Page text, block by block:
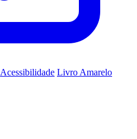
Acessibilidade Livro Amarelo